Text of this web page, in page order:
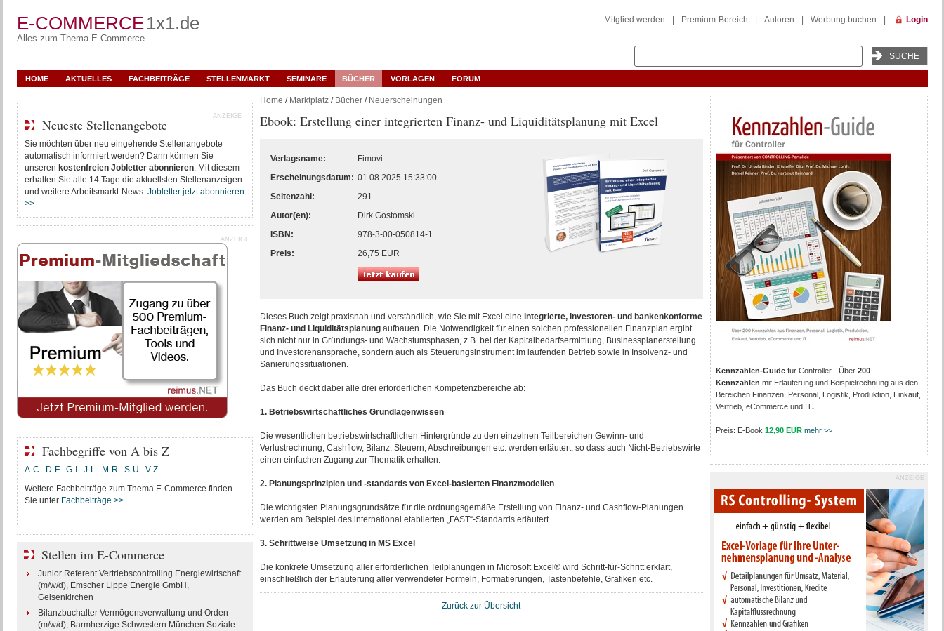
E-COMMERCE1x1.de
Alles zum Thema E-Commerce
Mitglied werden Premium-Bereich Autoren Werbung buchen Login
HOME AKTUELLES FACHBEITRÄGE STELLENMARKT SEMINARE BÜCHER VORLAGEN FORUM
Home / Marktplatz/ Bücher/ Neuerscheinungen
Ebook: Erstellung einer integrierten Finanz- und Liquiditätsplanung mit Excel
Verlagsname:
Fimovi
Erscheinungsdatum: 01.08.2025 15:33:00
Seitenzahl:
291
Autor(en):
Dirk Gostomski
ISBN:
978-3-00-050814-1
Preis:
26,75 EUR
Dieses Buch zeigt praxisnah und verständlich, wie Sie mit Excel eine integrierte, investoren- und bankenkonforme
Finanz- und Liquiditätsplanungaufbauen. Die Notwendigkeit für einen solchen professionellen Finanzplan ergibt
sich nicht nur in Gründungs- und Wachstumsphasen, z.B. bei der Kapitalbedarfsermittlung, Businessplanerstellung
und Investorenansprache, sondern auch als Steuerungsinstrument im laufenden Betrieb sowie in Insolvenz- und
Sanierungssituationen.
Das Buch deckt dabei alle drei erforderlichen Kompetenzbereiche ab:
1. Betriebswirtschaftliches Grundlagenwissen
Die wesentlichen betriebswirtschaftlichen Hintergründe zu den einzelnen Teilbereichen Gewinn- und
Verlustrechnung, Cashflow, Bilanz, Steuern, Abschreibungen etc. werden erläutert, so dass auch Nicht-Betriebswirte
einen einfachen Zugang zur Thematik erhalten.
2. Planungsprinzipien und -standards von Excel-basierten Finanzmodellen
Die wichtigsten Planungsgrundsätze für die ordnungsgemäße Erstellung von Finanz- und Cashflow-Planungen
werden am Beispiel des international etablierten „FAST“-Standards erläutert.
3. Schrittweise Umsetzung in MS Excel
Die konkrete Umsetzung aller erforderlichen Teilplanungen in Microsoft Excel® wird Schritt-für-Schritt erklärt,
einschließlich der Erläuterung aller verwendeter Formeln, Formatierungen, Tastenbefehle, Grafiken etc.
Zurück zur Übersicht
ANZEIGE
Neueste Stellenangebote
Sie möchten über neu eingehende Stellenangebote
automatisch informiert werden? Dann können Sie
unseren kostenfreien Jobletter abonnieren. Mit diesem
erhalten Sie alle 14 Tage die aktuellsten Stellenanzeigen
und weitere Arbeitsmarkt-News. Jobletter jetzt abonnieren
>>
ANZEIGE
Fachbegriffe von A bis Z
A-C D-F G-I J-L M-R S-U
V-Z
Weitere Fachbeiträge zum Thema E-Commerce finden
Sie unter Fachbeiträge >>
Stellen im E-Commerce
Junior Referent Vertriebscontrolling Energiewirtschaft
(m/w/d), Emscher Lippe Energie GmbH,
Gelsenkirchen
Bilanzbuchalter Vermögensverwaltung und Orden
(m/w/d), Barmherzige Schwestern München Soziale
Kennzahlen-Guidefür Controller - Über 200
Kennzahlen mit Erläuterung und Beispielrechnung aus den
Bereichen Finanzen, Personal, Logistik, Produktion, Einkauf,
Vertrieb, eCommerce und IT.
Preis: E-Book 12,90 EUR mehr >>
ANZEIGE